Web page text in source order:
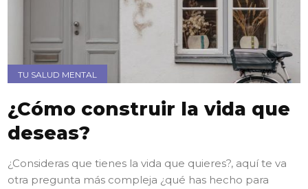
TU SALUD MENTAL
¿Cómo construir la vida que
deseas?
¿Consideras que tienes la vida que quieres?, aquí te va
otra pregunta más compleja ¿qué has hecho para